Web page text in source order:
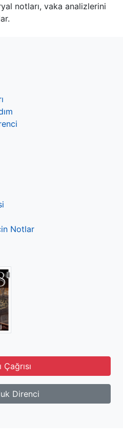
notları, vaka analizlerini
Notlar
Çağrısı
Direnci